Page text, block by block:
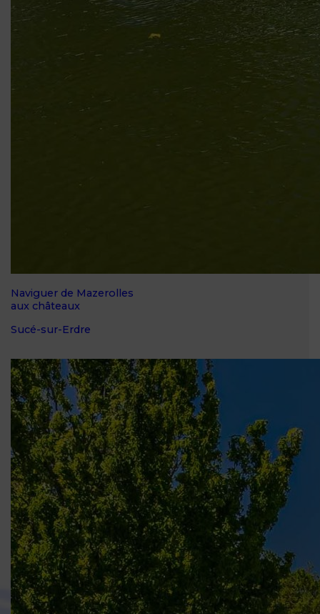
Naviguer de Mazerolles
aux châteaux
Sucé-sur-Erdre